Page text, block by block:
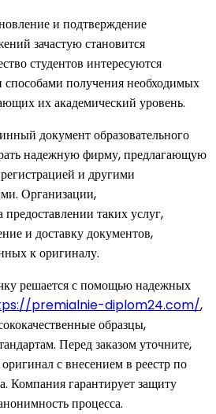
и подтверждение
зачастую становится
студентов интересуются
получения необходимых
их академический уровень.
документ образовательного
надежную фирму, предлагающую
и другими
Организации,
таких услуг,
и доставку документов,
к оригиналу.
решается с помощью надежных
premialnie-diplom24.com/,
образцы,
Перед заказом уточните,
с внесением в реестр по
Компания гарантирует защиту
процесса.